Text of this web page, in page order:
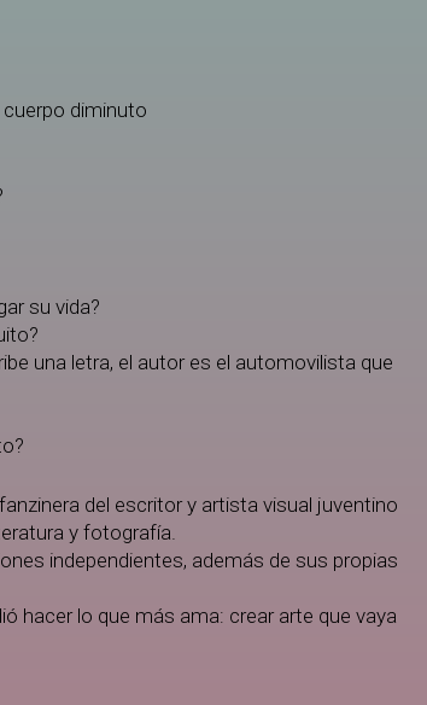
diminuto
su vida?
una letra, el autor es el automovilista que
del escritor y artista visual juventino
y fotografía.
independientes, además de sus propias
hacer lo que más ama: crear arte que vaya